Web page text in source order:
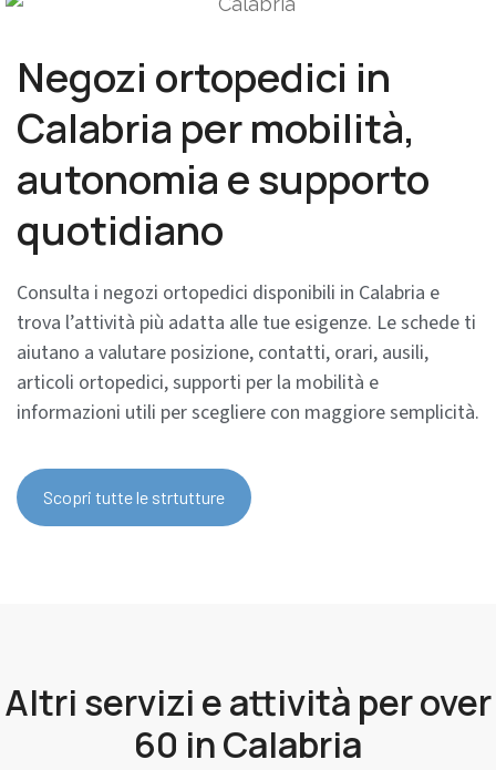
Negozi ortopedici in
Calabria per mobilità,
autonomia e supporto
quotidiano
Consulta i negozi ortopedici disponibili in Calabria e
trova l’attività più adatta alle tue esigenze. Le schede ti
aiutano a valutare posizione, contatti, orari, ausili,
articoli ortopedici, supporti per la mobilità e
informazioni utili per scegliere con maggiore semplicità.
Scopri tutte le strtutture
Altri servizi e attività per over
60 in Calabria